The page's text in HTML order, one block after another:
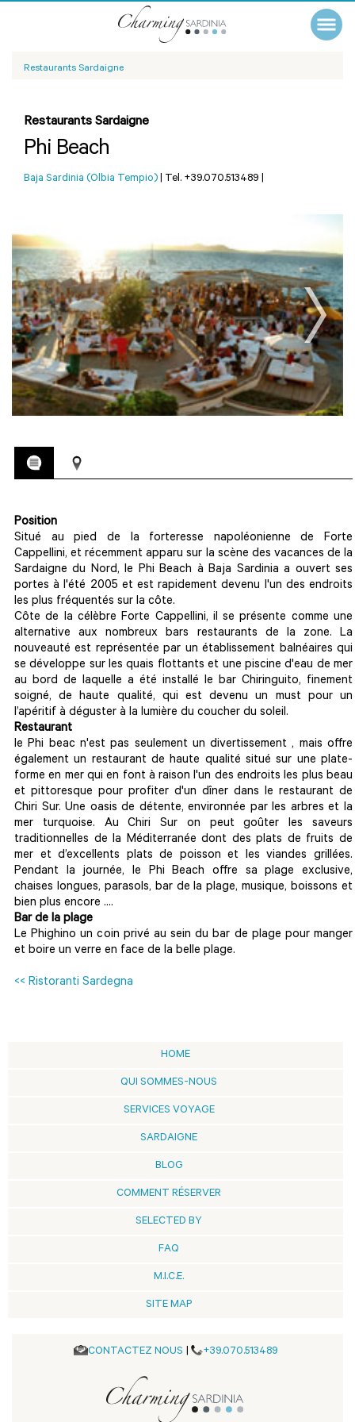
Restaurants Sardaigne
Restaurants Sardaigne
Phi Beach
Baja Sardinia (Olbia Tempio) | Tel. +39.070.513489 |
Position
Situé au pied de la forteresse napoléonienne de Forte
Cappellini, et récemment apparu sur la scène des vacances de la
Sardaigne du Nord, le Phi Beach à Baja Sardinia a ouvert ses
portes à l'été 2005 et est rapidement devenu l'un des endroits
les plus fréquentés sur la côte.
Côte de la célèbre Forte Cappellini, il se présente comme une
alternative aux nombreux bars restaurants de la zone. La
nouveauté est représentée par un établissement balnéaires qui
se développe sur les quais flottants et une piscine d'eau de mer
au bord de laquelle a été installé le bar Chiringuito, finement
soigné, de haute qualité, qui est devenu un must pour un
l’apéritif à déguster à la lumière du coucher du soleil.
Restaurant
le Phi beac n'est pas seulement un divertissement , mais offre
également un restaurant de haute qualité situé sur une plate-
forme en mer qui en font à raison l'un des endroits les plus beau
et pittoresque pour profiter d'un dîner dans le restaurant de
Chiri Sur. Une oasis de détente, environnée par les arbres et la
mer turquoise. Au Chiri Sur on peut goûter les saveurs
traditionnelles de la Méditerranée dont des plats de fruits de
mer et d’excellents plats de poisson et les viandes grillées.
Pendant la journée, le Phi Beach offre sa plage exclusive,
chaises longues, parasols, bar de la plage, musique, boissons et
bien plus encore ....
Bar de la plage
Le Phighino un coin privé au sein du bar de plage pour manger
et boire un verre en face de la belle plage.
<< Ristoranti Sardegna
HOME
QUI SOMMES-NOUS
SERVICES VOYAGE
SARDAIGNE
BLOG
COMMENT RÉSERVER
SELECTED BY
FAQ
M.I.C.E.
SITE MAP
CONTACTEZ NOUS | +39.070.513489